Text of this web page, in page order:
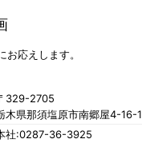
お応えします。
329-2705
木県那須塩原市南郷屋4-16-1
社:0287-36-3925